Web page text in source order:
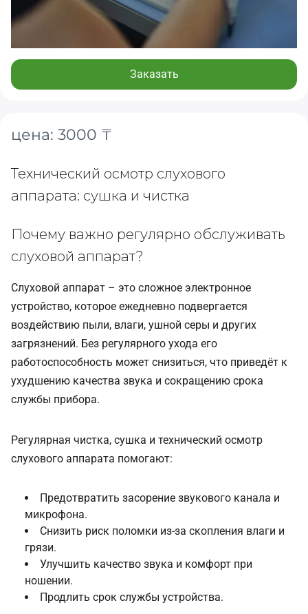
Заказать
цена: 3000 ₸
Технический осмотр слухового
аппарата: сушка и чистка
Почему важно регулярно обслуживать
слуховой аппарат?
Слуховой аппарат – это сложное электронное
устройство, которое ежедневно подвергается
воздействию пыли, влаги, ушной серы и других
загрязнений. Без регулярного ухода его
работоспособность может снизиться, что приведёт к
ухудшению качества звука и сокращению срока
службы прибора.
Регулярная чистка, сушка и технический осмотр
слухового аппарата помогают:
Предотвратить засорение звукового канала и
микрофона.
Снизить риск поломки из-за скопления влаги и
грязи.
Улучшить качество звука и комфорт при
ношении.
Продлить срок службы устройства.